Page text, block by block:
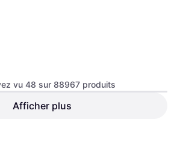
tectake Rembourré En Tissu
vu 48 sur 88967 produits
Afficher plus